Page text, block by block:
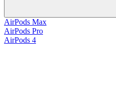
AirPods Max
AirPods Pro
AirPods 4